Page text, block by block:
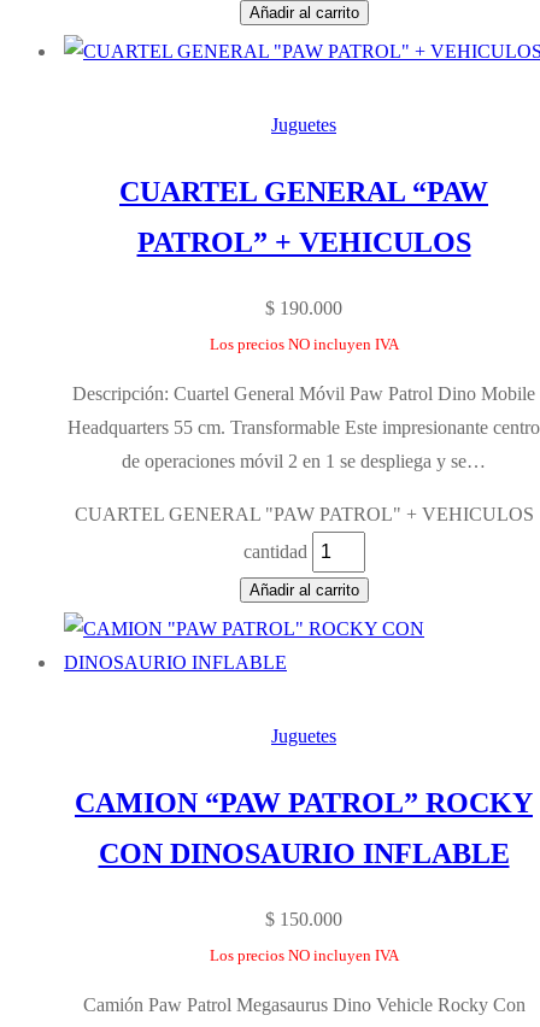
Añadir al carrito
Juguetes
CUARTEL GENERAL “PAW
PATROL” + VEHICULOS
$ 190.000
Los precios NO incluyen IVA
Descripción: Cuartel General Móvil Paw Patrol Dino Mobile
Headquarters 55 cm. Transformable Este impresionante centro
de operaciones móvil 2 en 1 se despliega y se…
CUARTEL GENERAL "PAW PATROL" + VEHICULOS
cantidad
Añadir al carrito
Juguetes
CAMION “PAW PATROL” ROCKY
CON DINOSAURIO INFLABLE
$ 150.000
Los precios NO incluyen IVA
Camión Paw Patrol Megasaurus Dino Vehicle Rocky Con